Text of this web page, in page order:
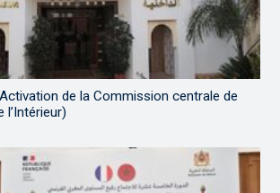
de la Commission centrale de
l’Intérieur)